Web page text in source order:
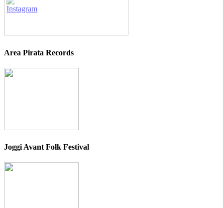
Area Pirata Records
Joggi Avant Folk Festival